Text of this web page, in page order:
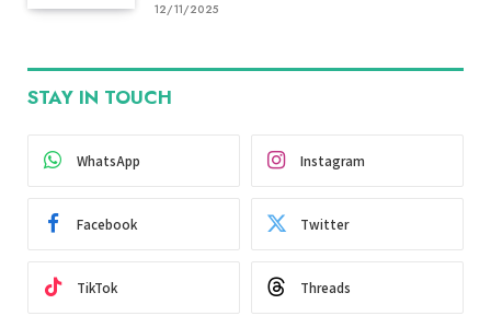
12/11/2025
STAY IN TOUCH
WhatsApp Instagram
Facebook Twitter
TikTok Threads